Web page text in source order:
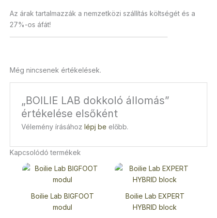
Az árak tartalmazzák a nemzetközi szállítás költségét és a
27%-os áfát!
Még nincsenek értékelések.
„BOILIE LAB dokkoló állomás”
értékelése elsőként
Vélemény írásáhozlépj be előbb.
Kapcsolódó termékek
Boilie Lab BIGFOOT
modul
Ennek
a
több
variációja
Boilie Lab EXPERT
HYBRID block
Ennek
a
több
variációja